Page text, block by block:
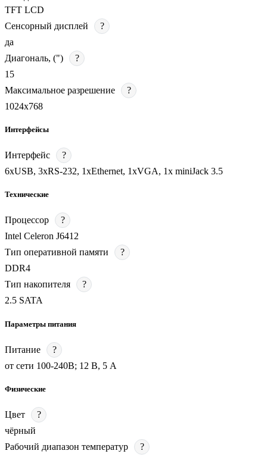
TFT LCD
Сенсорный дисплей
?
да
Диагональ, (")
?
15
Максимальное разрешение
?
1024х768
Интерфейсы
Интерфейс
?
6xUSB, 3xRS-232, 1xEthernet, 1хVGA, 1x miniJack 3.5
Технические
Процессор
?
Intel Celeron J6412
Тип оперативной памяти
?
DDR4
Тип накопителя
?
2.5 SATA
Параметры питания
Питание
?
от сети 100-240В; 12 В, 5 А
Физические
Цвет
?
чёрный
Рабочий диапазон температур
?